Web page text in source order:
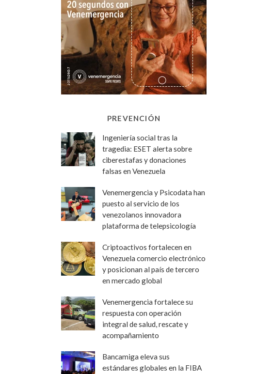
PREVENCIÓN
Ingeniería social tras la
tragedia: ESET alerta sobre
ciberestafas y donaciones
falsas en Venezuela
Venemergencia y Psicodata han
puesto al servicio de los
venezolanos innovadora
plataforma de telepsicología
Criptoactivos fortalecen en
Venezuela comercio electrónico
y posicionan al país de tercero
en mercado global
Venemergencia fortalece su
respuesta con operación
integral de salud, rescate y
acompañamiento
Bancamiga eleva sus
estándares globales en la FIBA